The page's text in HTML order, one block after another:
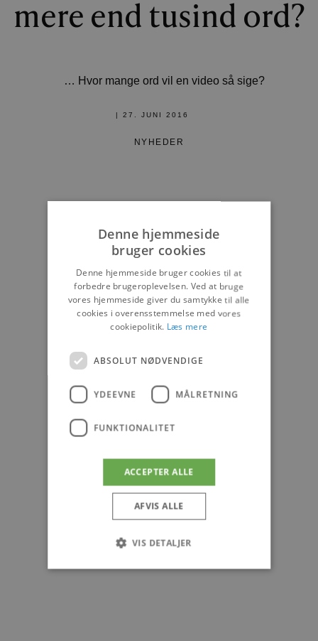
mere end tusind ord?
… Hvor mange ord vil en video så sige?
| 27. JUNI 2016
NYHEDER
Denne hjemmeside
bruger cookies
Denne hjemmeside bruger cookies til at
forbedre brugeroplevelsen. Ved at bruge
vores hjemmeside giver du samtykke til alle
cookies i overensstemmelse med vores
cookiepolitik. Læs mere
ABSOLUT NØDVENDIGE
YDEEVNE MÅLRETNING
FUNKTIONALITET
ACCEPTER ALLE
AFVIS ALLE
VIS DETALJER